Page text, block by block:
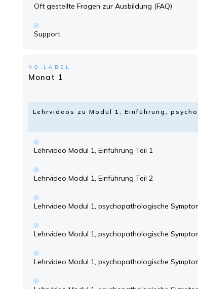
Oft gestellte Fragen zur Ausbildung (FAQ)
Support
NO LABEL
Monat 1
Lehrvideos zu Modul 1, Einführung,
Lehrvideo Modul 1, Einführung Teil 1
Lehrvideo Modul 1, Einführung Teil 2
Lehrvideo Modul 1, psychopathologische
Lehrvideo Modul 1, psychopathologische
Lehrvideo Modul 1, psychopathologische